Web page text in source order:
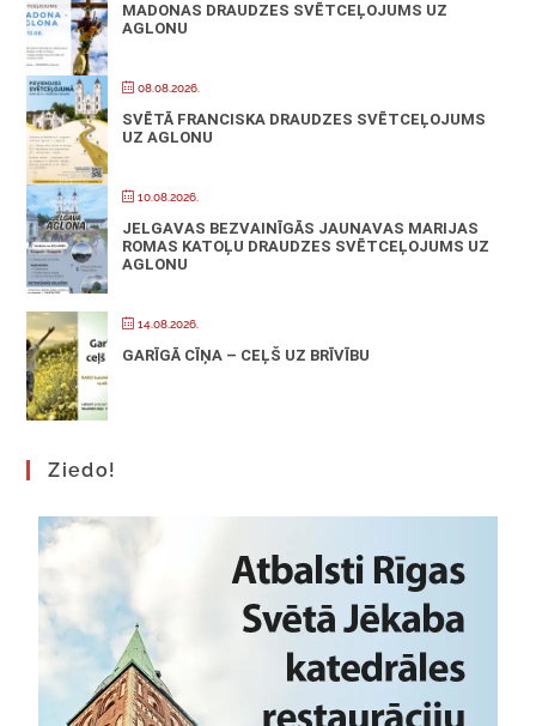
MADONAS DRAUDZES SVĒTCEĻOJUMS UZ
AGLONU
08.08.2026.
SVĒTĀ FRANCISKA DRAUDZES SVĒTCEĻOJUMS
UZ AGLONU
10.08.2026.
JELGAVAS BEZVAINĪGĀS JAUNAVAS MARIJAS
ROMAS KATOĻU DRAUDZES SVĒTCEĻOJUMS UZ
AGLONU
14.08.2026.
GARĪGĀ CĪŅA – CEĻŠ UZ BRĪVĪBU
Ziedo!